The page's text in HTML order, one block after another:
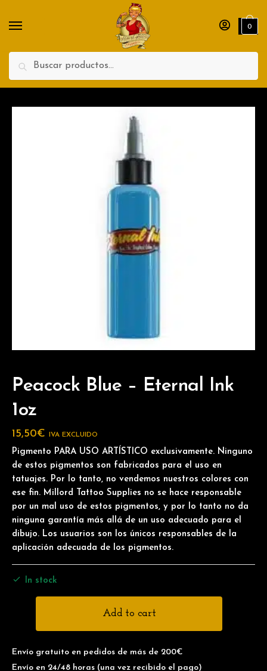
Search
0
Peacock Blue – Eternal Ink
1oz
15,50€ IVA EXCLUIDO
Pigmento PARA USO ARTÍSTICO exclusivamente. Ninguno
de estos pigmentos son fabricados para el uso en
tatuajes. Por lo tanto, no vendemos nuestros colores con
ese fin. Millord Tattoo Supplies no se hace responsable
por un mal uso de estos pigmentos, y por lo tanto no da
ninguna garantía más allá de un uso adecuado para el
dibujo. Los usuarios son los únicos responsables de la
aplicación adecuada de los pigmentos.
In stock
Add to cart
Envío gratuito en pedidos de más de 200€
Envío en 24/48 horas (una vez recibido el pago)